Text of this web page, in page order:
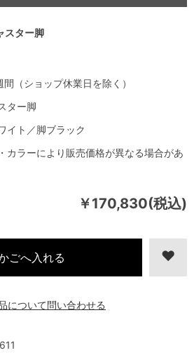
￥170,830(税込)
カラーにより販売価格が異なる場合があ
（ショップ休業日を除く）
ター脚
イト／脚ブラック
スター脚
について問い合わせる